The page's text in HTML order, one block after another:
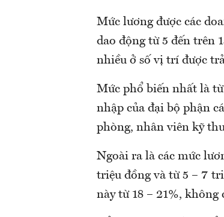
Mức lương được các
dao động từ 5 đến trên
nhiều ở số vị trí được
Mức phổ biến nhất là
nhập của đại bộ phận
phòng, nhân viên kỹ
Ngoài ra là các mức
triệu đồng và từ 5 – 7
này từ 18 – 21%, không